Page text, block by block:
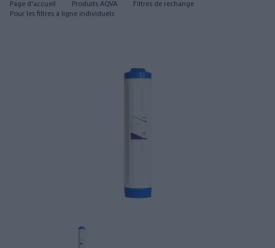
Page d'accueil Produits AQVA
Filtres de rechange
Pour les filtres à ligne individuels